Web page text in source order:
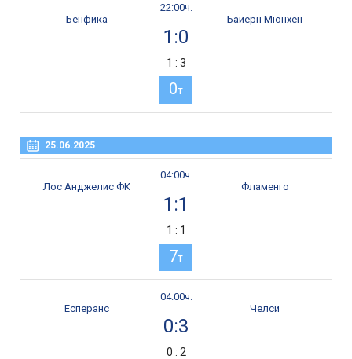
22:00ч.
Бенфика
1:0
Байерн Мюнхен
1 : 3
0т
25.06.2025
04:00ч.
Лос Анджелис ФК
1:1
Фламенго
1 : 1
7т
04:00ч.
Есперанс
0:3
Челси
0 : 2